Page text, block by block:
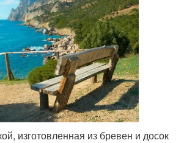
изготовленная из бревен и досок